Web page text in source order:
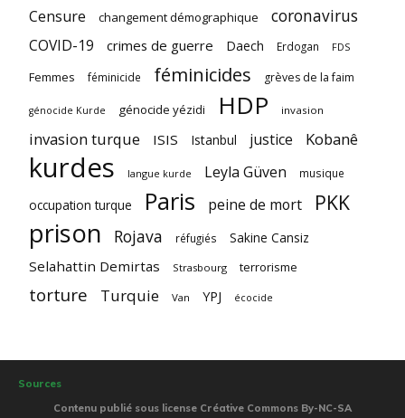
Censure changement démographique coronavirus
COVID-19 crimes de guerre Daech Erdogan FDS
Femmes féminicide féminicides grèves de la faim
génocide Kurde génocide yézidi HDP invasion
invasion turque ISIS Istanbul justice Kobanê
kurdes langue kurde Leyla Güven musique
occupation turque Paris peine de mort PKK
prison Rojava réfugiés Sakine Cansiz
Selahattin Demirtas Strasbourg terrorisme
torture Turquie Van YPJ écocide
Sources
Contenu publié sous license Créative Commons By-NC-SA